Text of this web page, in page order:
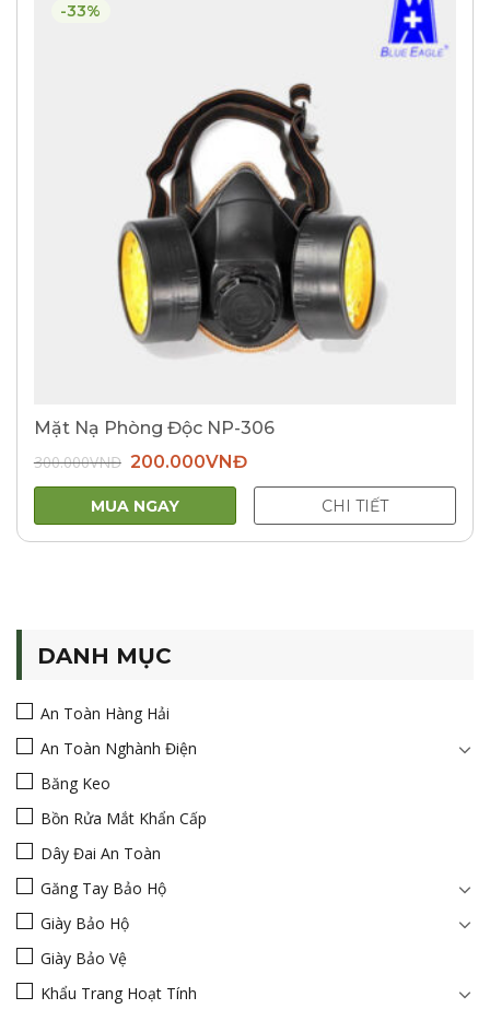
-33%
Mặt Nạ Phòng Độc NP-306
300.000VNĐ Giá
gốc
là:
300.000VNĐ.
200.000VNĐGiá
tại
200.000VNĐ.
MUA NGAY CHI TIẾT
DANH MỤC
An Toàn Hàng Hải
An Toàn Nghành Điện
Băng Keo
Bồn Rửa Mắt Khẩn Cấp
Dây Đai An Toàn
Găng Tay Bảo Hộ
Giày Bảo Hộ
Giày Bảo Vệ
Khẩu Trang Hoạt Tính